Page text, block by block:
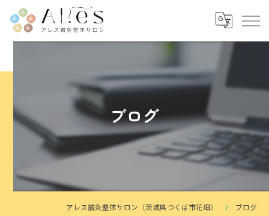
ブログ
アレス鍼灸整体サロン（茨城県つくば市花畑） ブログ